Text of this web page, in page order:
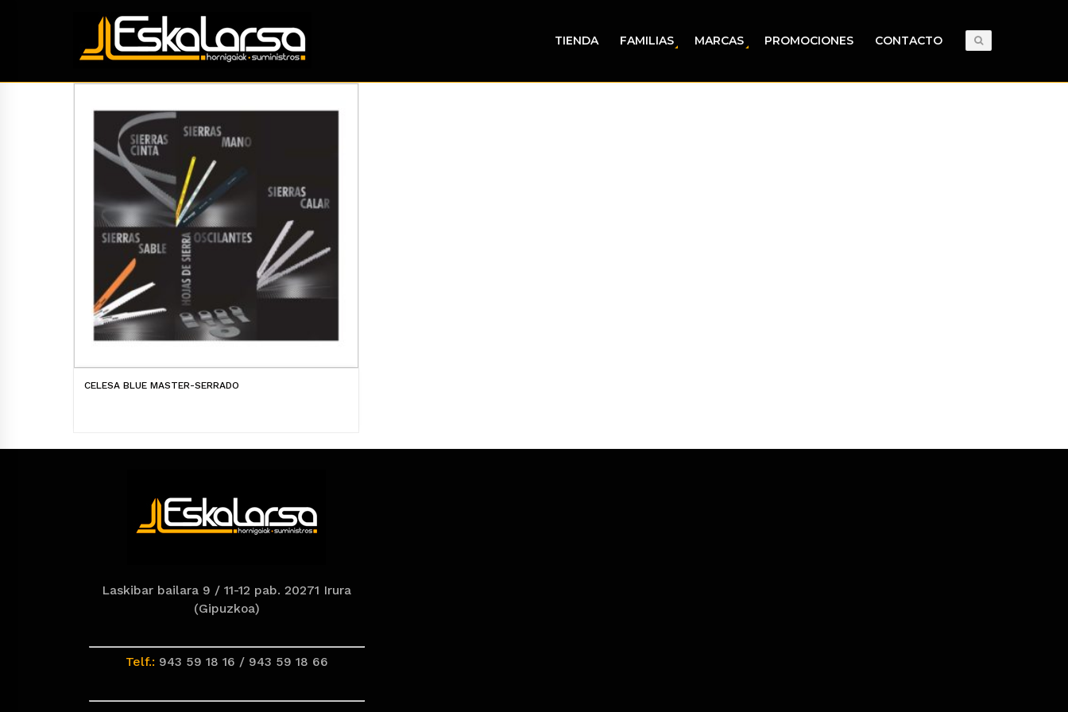
TIENDA FAMILIAS MARCAS PROMOCIONES CONTACTO
CELESA BLUE MASTER-SERRADO
Laskibar bailara 9 / 11-12 pab. 20271 Irura
(Gipuzkoa)
Telf.: 943 59 18 16 / 943 59 18 66